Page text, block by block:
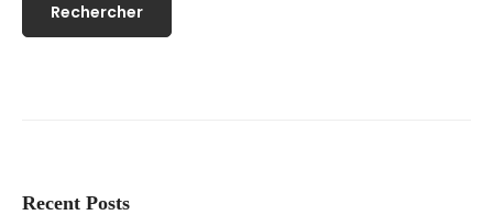
Rechercher
Recent Posts